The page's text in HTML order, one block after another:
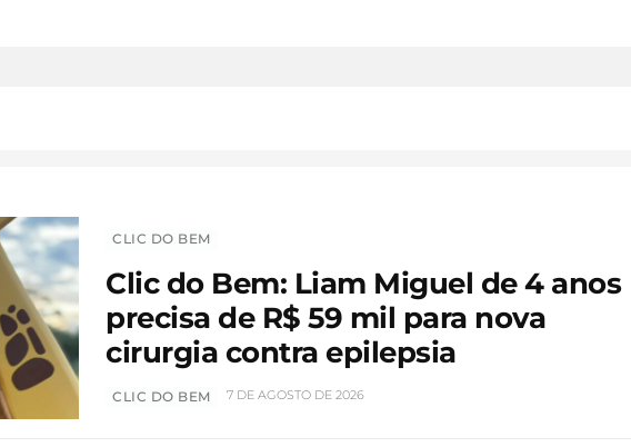
CLIC DO BEM
Clic do Bem: Liam Miguel de 4 anos
precisa de R$ 59 mil para nova
cirurgia contra epilepsia
CLIC DO BEM 7 DE AGOSTO DE 2026